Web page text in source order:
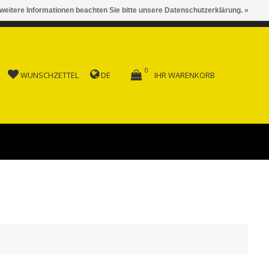
AB FR. 150.00
WUNSCHZETTEL DE IHR WARENKORB
0
Informationen beachten Sie bitte unsere Datenschutzerklärung. »